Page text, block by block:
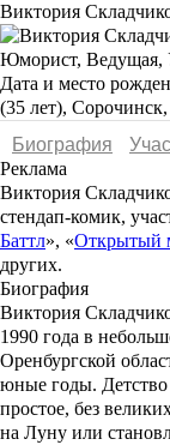
Виктория
Юморист, Ведущая,
Дата и место
(35 лет),
Биография
Реклама
Виктория
стендап-комик,
Баттл», «Открытый
других.
Биография
Виктория
1990 года в
Оренбургской
юные годы.
простое, без
на Луну или